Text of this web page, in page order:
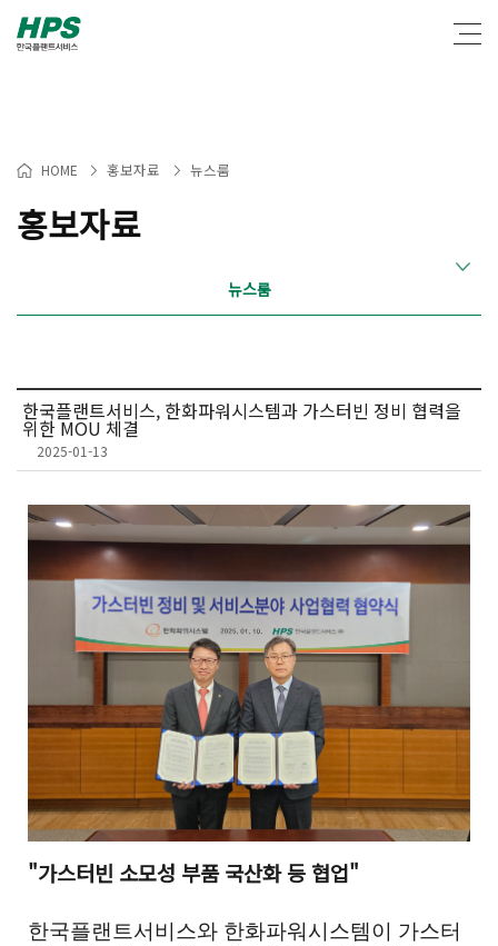
Warning: Packets out of order. Expected 1 received 0. Packet size=145 in
/hosting/fs250416/html/lib/common.lib.php
HOME > 홍보자료 > 뉴스룸
홍보자료
뉴스룸
한국플랜트서비스, 한화파워시스템과 가스터빈 정비 협력을
위한 MOU 체결
2025-01-13
"가스터빈 소모성 부품 국산화 등 협업"
한국플랜트서비스와 한화파워시스템이 가스터